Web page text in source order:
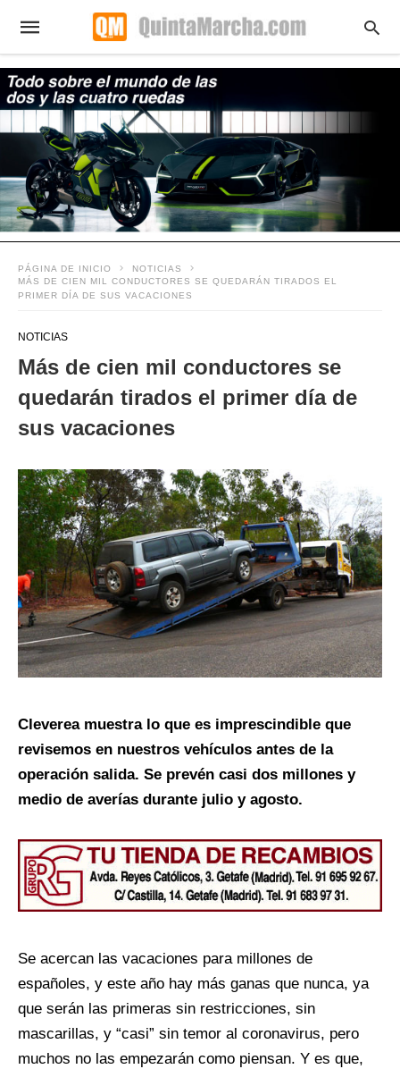
PÁGINA DE INICIO
NOTICIAS
MÁS DE CIEN MIL CONDUCTORES SE QUEDARÁN TIRADOS EL
PRIMER DÍA DE SUS VACACIONES
NOTICIAS
Más de cien mil conductores se
quedarán tirados el primer día de
sus vacaciones
Cleverea muestra lo que es imprescindible que
revisemos en nuestros vehículos antes de la
operación salida. Se prevén casi dos millones y
medio de averías durante julio y agosto.
Se acercan las vacaciones para millones de
españoles, y este año hay más ganas que nunca, ya
que serán las primeras sin restricciones, sin
mascarillas, y “casi” sin temor al coronavirus, pero
muchos no las empezarán como piensan. Y es que,